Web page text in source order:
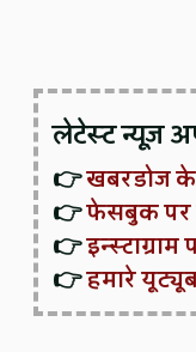
लेटेस्ट न्यूज़
👉खबरडोज के
👉फेसबुक पर
👉
👉हमारे